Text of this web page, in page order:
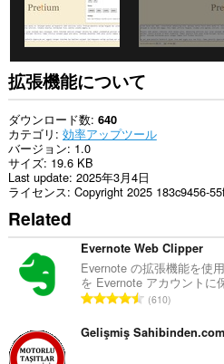
拡張機能について
ダウンロード数 640
カテゴリ 効率アップツール
バージョン 1.0
サイズ 19.6 KB
Last update 2025年3月4日
ライセンス Copyright 2025 183c9456-
Related
Evernote Web Clipper
Evernote の拡張機能を使
を Evernote アカウントに
評
の
610
Gelişmiş